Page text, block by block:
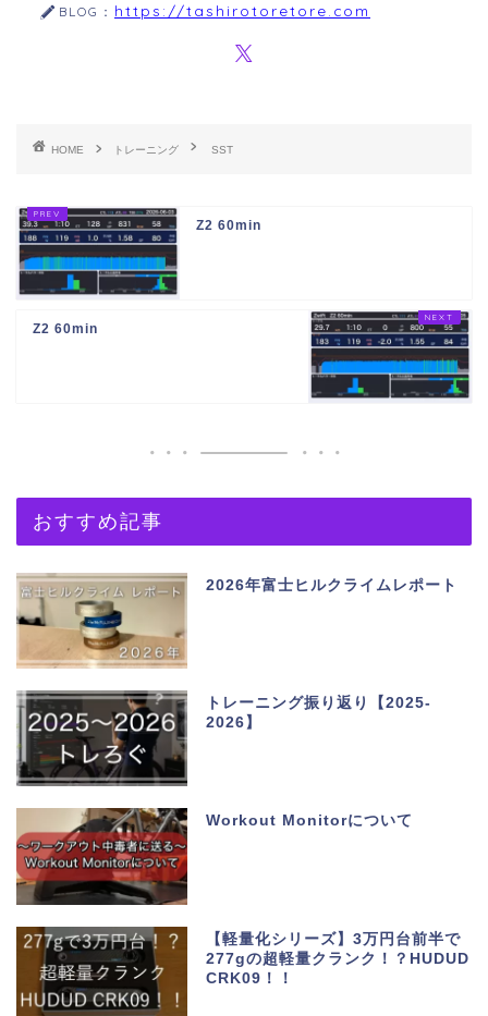
BLOG： https://tashirotoretore.com
HOME トレーニング SST
Z2 60min
Z2 60min
おすすめ記事
2026年富士ヒルクライムレポート
トレーニング振り返り【2025-
2026】
Workout Monitorについて
【軽量化シリーズ】3万円台前半で
277gの超軽量クランク！？HUDUD
CRK09！！